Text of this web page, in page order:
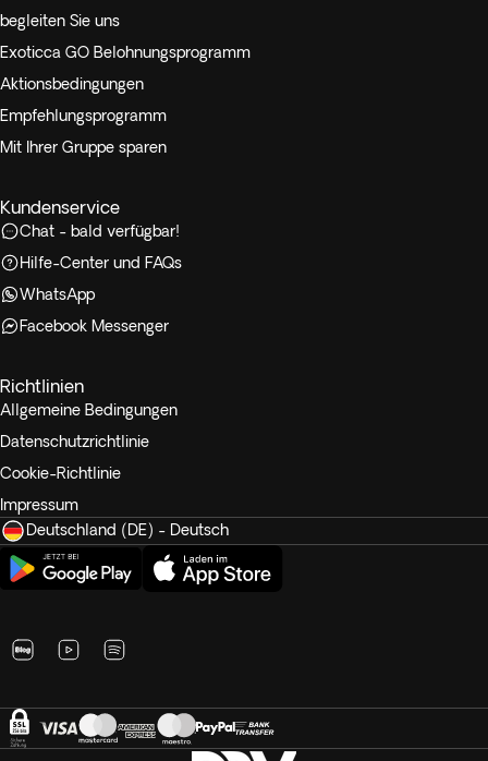
begleiten Sie uns
Exoticca GO Belohnungsprogramm
Aktionsbedingungen
Empfehlungsprogramm
Mit Ihrer Gruppe sparen
Kundenservice
Chat - bald verfügbar!
Hilfe-Center und FAQs
WhatsApp
Facebook Messenger
Richtlinien
Allgemeine Bedingungen
Datenschutzrichtlinie
Cookie-Richtlinie
Impressum
Deutschland (DE) - Deutsch